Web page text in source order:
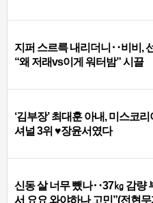
지퍼 스르륵 내리더니‥비비,
“왜 저래vs이게 워터밤” 시끌
‘김부장’ 최대훈 아내, 미스코
셔널 3위 ♥장윤서였다
신동 살 너무 뺐나‥37㎏ 감량
서 요요 와야하나 고민”(전현